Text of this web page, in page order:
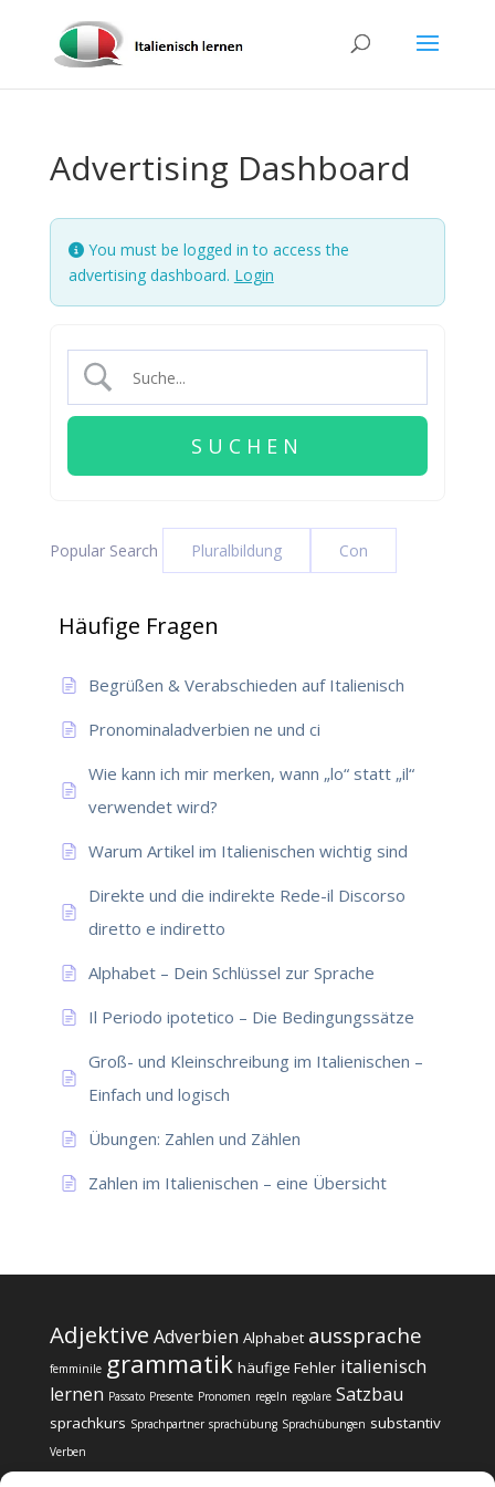
Advertising Dashboard
You must be logged in to access the
advertising dashboard. Login
Popular Search Pluralbildung Con
Häufige Fragen
Begrüßen & Verabschieden auf Italienisch
Pronominaladverbien ne und ci
Wie kann ich mir merken, wann „lo“ statt „il“
verwendet wird?
Warum Artikel im Italienischen wichtig sind
Direkte und die indirekte Rede-il Discorso
diretto e indiretto
Alphabet – Dein Schlüssel zur Sprache
Il Periodo ipotetico – Die Bedingungssätze
Groß- und Kleinschreibung im Italienischen –
Einfach und logisch
Übungen: Zahlen und Zählen
Zahlen im Italienischen – eine Übersicht
Adjektive Adverbien Alphabet aussprache
femminile grammatik häufige Fehler italienisch
lernen Passato Presente Pronomen regeln regolare Satzbau
sprachkurs Sprachpartner sprachübung Sprachübungen substantiv
Verben